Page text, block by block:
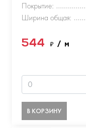
Покрытие:
Ширина общая:
544 ₽ / м
В КОРЗИНУ